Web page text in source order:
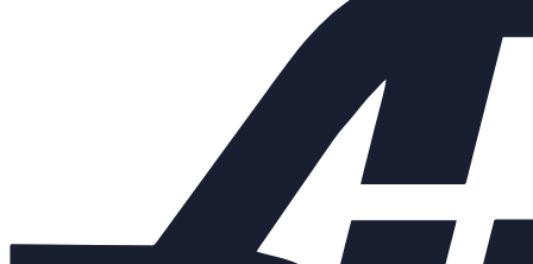
Клапан регулирующий
КПСР 210 Ду32 Ру40
стальной с МИМ 350, ручной